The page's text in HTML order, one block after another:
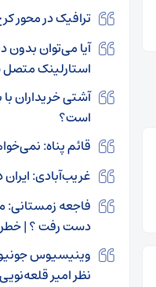
ترافیک در محور
‌آیا می‌توان بدون
استارلینک
آشتی خریداران با
است؟
قائم پناه:
غریب‌آبادی:
فاجعه زمستانی:
دست رفت ؟ | خطر
نظر امیر